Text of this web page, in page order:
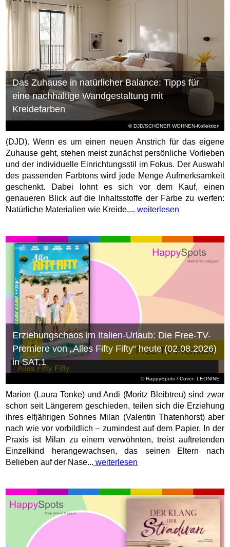
© DJD/SCHÖNER WOHNEN-Kollektion
Das Zuhause in natürlicher Balance: Tipps für
eine nachhaltige Wandgestaltung mit
Kreidefarben
(DJD). Wenn es um einen neuen Anstrich für das eigene
Zuhause geht, stehen meist zunächst persönliche Vorlieben
und der individuelle Einrichtungsstil im Fokus. Der Auswahl
des passenden Farbtons wird jede Menge Aufmerksamkeit
geschenkt. Dabei lohnt es sich vor dem Kauf, einen
genaueren Blick auf die Inhaltsstoffe der Farbe zu werfen:
Natürliche Materialien wie Kreide,... weiterlesen
© HappySpots / Cover: LEONINE
Erziehungschaos im Italien-Urlaub: Die Free-TV-
Premiere von „Alles Fifty Fifty“ heute (02.08.2026)
in SAT.1
Marion (Laura Tonke) und Andi (Moritz Bleibtreu) sind zwar
schon seit Längerem geschieden, teilen sich die Erziehung
ihres elfjährigen Sohnes Milan (Valentin Thatenhorst) aber
nach wie vor vorbildlich – zumindest auf dem Papier. In der
Praxis ist Milan zu einem verwöhnten, treist auftretenden
Einzelkind herangewachsen, das seinen Eltern nach
Belieben auf der Nase... weiterlesen